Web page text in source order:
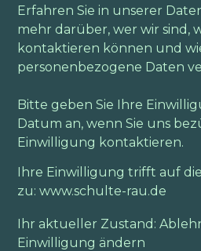
Erfahren Sie in unserer
mehr darüber, wer wir sind,
kontaktieren können und
personenbezogene Daten
Bitte geben Sie Ihre
Datum an, wenn Sie uns
Einwilligung kontaktieren.
Ihre Einwilligung trifft auf
zu: www.schulte-rau.de
Ihr aktueller Zustand:
Einwilligung ändern